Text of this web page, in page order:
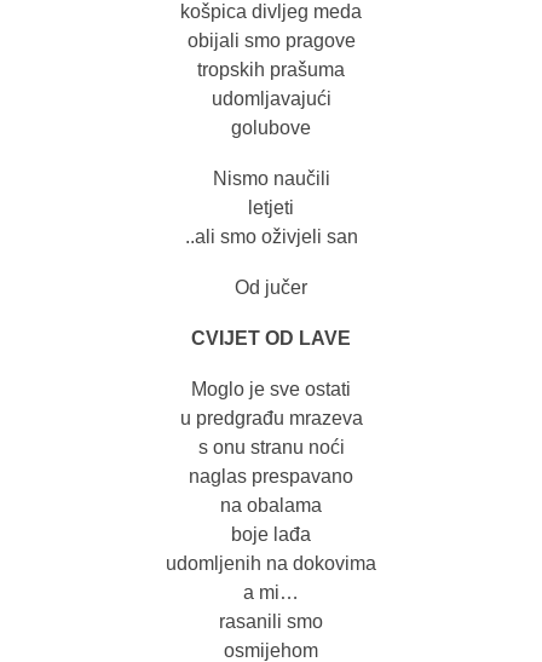
košpica divljeg meda
obijali smo pragove
tropskih prašuma
udomljavajući
golubove
Nismo naučili
letjeti
..ali smo oživjeli san
Od jučer
CVIJET OD LAVE
Moglo je sve ostati
u predgrađu mrazeva
s onu stranu noći
naglas prespavano
na obalama
boje lađa
udomljenih na dokovima
a mi…
rasanili smo
osmijehom